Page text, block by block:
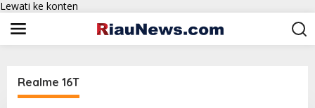
Lewati ke konten
Realme 16T